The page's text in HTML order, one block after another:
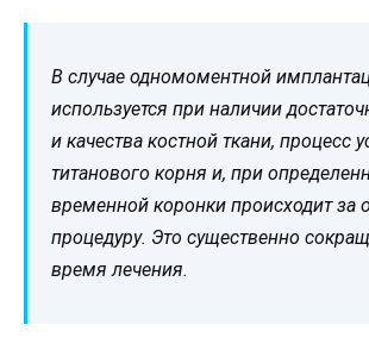
В случае одномоментной
используется при наличии
и качества костной ткани, процесс
титанового корня и, при
временной коронки происходит за
процедуру. Это существенно
время лечения.